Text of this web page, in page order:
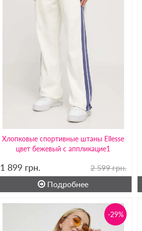
Хлопковые спортивные штаны Ellesse
цвет бежевый с аппликацие1
1 899 грн.
2 599 грн.
Подробнее
-29%